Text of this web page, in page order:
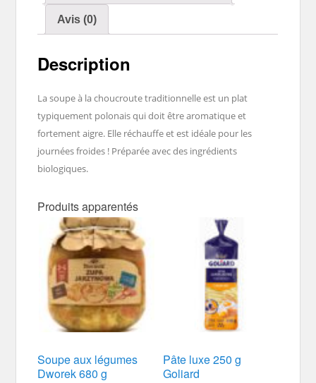
Avis (0)
Description
La soupe à la choucroute traditionnelle est un plat
typiquement polonais qui doit être aromatique et
fortement aigre. Elle réchauffe et est idéale pour les
journées froides ! Préparée avec des ingrédients
biologiques.
Produits apparentés
Soupe aux légumes
Dworek 680 g
Pâte luxe 250 g
Goliard